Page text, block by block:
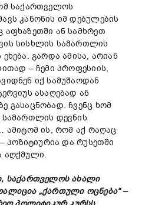
საქართველოს
კანონის იმ დებულების
ან სამხრეთ
სისხლის სამართლის
გარდა ამისა, არიან
– ჩემი პროფესიის,
იქ სამუშაოდან
ასაღებად ან
გასაცნობად. ჩვენც ხომ
სამართლის დევნის
ამიტომ ის, რომ აქ რაღაც
პოზიტიურია და რუსეთში
აღქმული.
საქართველოს ახალი
„ქართული ოცნება“ –